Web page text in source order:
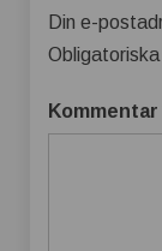
Din e-
Kommentar